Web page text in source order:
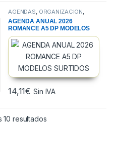
AGENDAS, ORGANIZACION,
PAPELERIA
AGENDA ANUAL 2026
ROMANCE A5 DP MODELOS
SURTIDOS
14,11€ Sin IVA
10 resultados